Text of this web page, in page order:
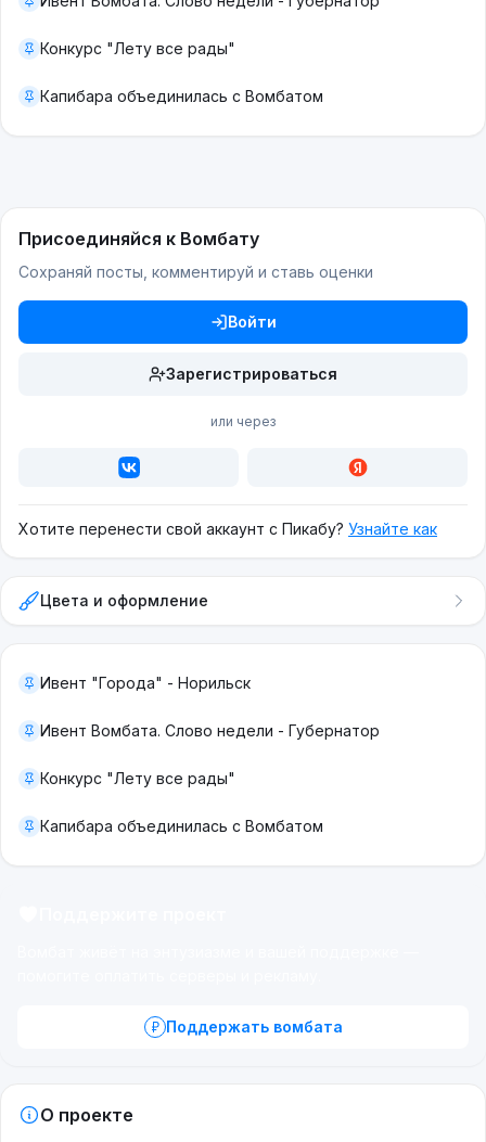
Конкурс "Лету все рады"
Капибара объединилась с Вомбатом
Присоединяйся к Вомбату
Сохраняй посты, комментируй и ставь оценки
Войти
Зарегистрироваться
или через
Хотите перенести свой аккаунт с Пикабу? Узнайте как
Цвета и оформление
Ивент "Города" - Норильск
Ивент Вомбата. Слово недели - Губернатор
Конкурс "Лету все рады"
Капибара объединилась с Вомбатом
Поддержать вомбата
О проекте